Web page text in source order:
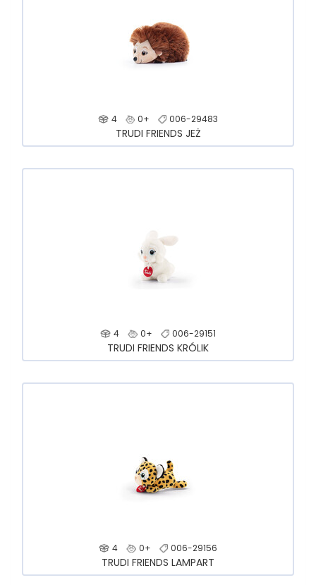
4 0+ 006-29483
TRUDI FRIENDS JEŻ
4 0+ 006-29151
TRUDI FRIENDS KRÓLIK
4 0+ 006-29156
TRUDI FRIENDS LAMPART